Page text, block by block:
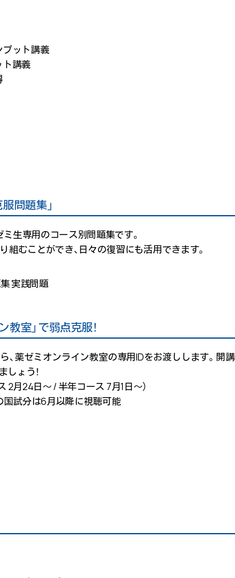
プット講義
ト講義
問題集」
生専用のコース別問題集です。
組むことができ、日々の復習にも活用できます。
室」で弱点克服！
薬ゼミオンライン教室の専用IDをお渡しします。開
ょう！
月24日～ / 半年コース 7月1日～）
国試分は6月以降に視聴可能